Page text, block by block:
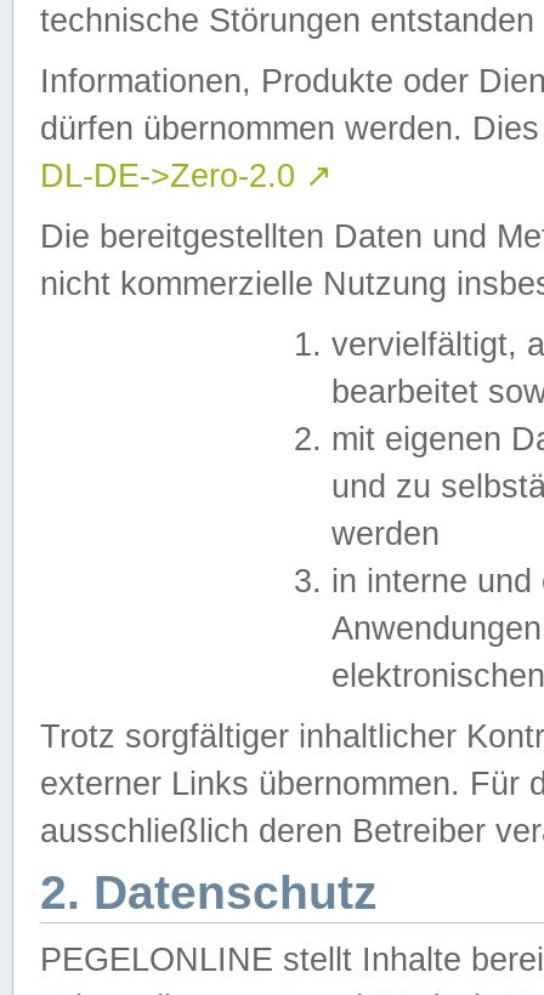
technische Störungen
Informationen, Produkte oder
dürfen übernommen werden.
DL-DE->Zero-2.0 ↗
Die bereitgestellten Daten und
nicht kommerzielle Nutzung
vervielfältigt,
bearbeitet
mit eigenen
und zu
werden
in interne
Trotz sorgfältiger inhaltlicher
externer Links übernommen. Für
ausschließlich deren Betreiber
2. Datenschutz
PEGELONLINE stellt Inhalte